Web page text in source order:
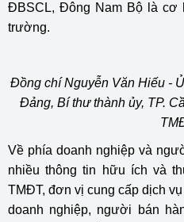
ĐBSCL, Đông Nam Bộ là cơ
trường.
Đồng chí Nguyễn Văn Hiếu -
Đảng, Bí thư thành ủy, TP.
Về phía doanh nghiệp và
nhiều thông tin hữu ích và
TMĐT, đơn vị cung cấp dịch
doanh nghiệp, người bán